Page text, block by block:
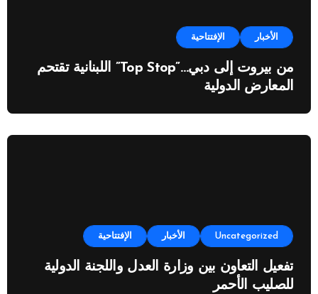
الأخبار الإفتتاحية
من بيروت إلى دبي…”Top Stop” اللبنانية تقتحم
المعارض الدولية
Uncategorized الأخبار الإفتتاحية
تفعيل التعاون بين وزارة العدل واللجنة الدولية
للصليب الأحمر